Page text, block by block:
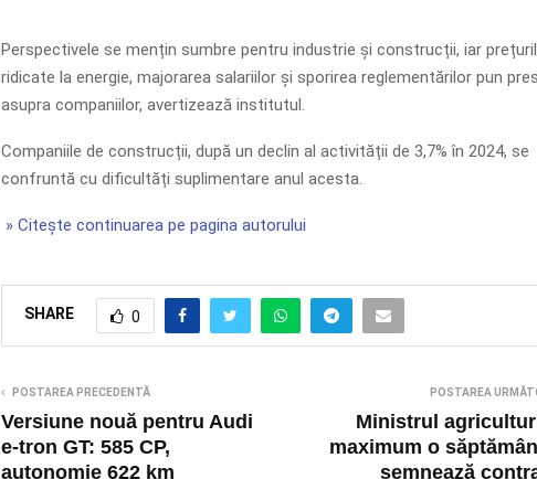
Perspectivele se mențin sumbre pentru industrie și construcții, iar
ridicate la energie, majorarea salariilor și sporirea reglementărilor pun
asupra companiilor, avertizează institutul.
Companiile de construcții, după un declin al activității de 3,7% în 2024, se
confruntă cu dificultăți suplimentare anul acesta.
» Citește continuarea pe pagina autorului
SHARE 0
POSTAREA PRECEDENTĂ
Versiune nouă pentru Audi
e-tron GT: 585 CP,
autonomie 622 km
POSTAREA
Ministrul
maximum o
semnează